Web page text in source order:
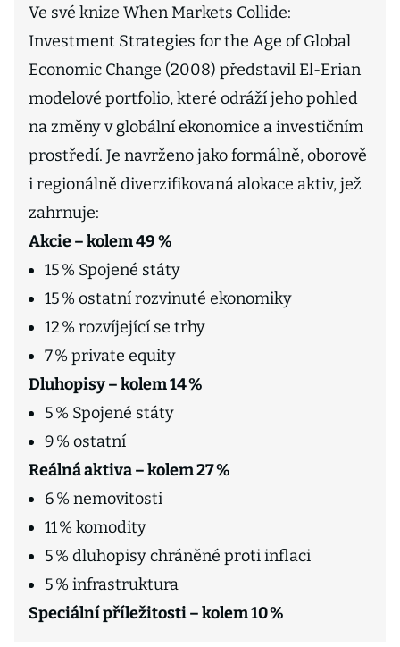
Ve své knize When Markets Collide:
Investment Strategies for the Age of Global
Economic Change (2008) představil El-Erian
modelové portfolio, které odráží jeho pohled
na změny v globální ekonomice a investičním
prostředí. Je navrženo jako formálně, oborově
i regionálně diverzifikovaná alokace aktiv, jež
zahrnuje:
Akcie – kolem 49 %
15 % Spojené státy
15 % ostatní rozvinuté ekonomiky
12 % rozvíjející se trhy
7 % private equity
Dluhopisy – kolem 14 %
5 % Spojené státy
9 % ostatní
Reálná aktiva – kolem 27 %
6 % nemovitosti
11 % komodity
5 % dluhopisy chráněné proti inflaci
5 % infrastruktura
Speciální příležitosti – kolem 10 %